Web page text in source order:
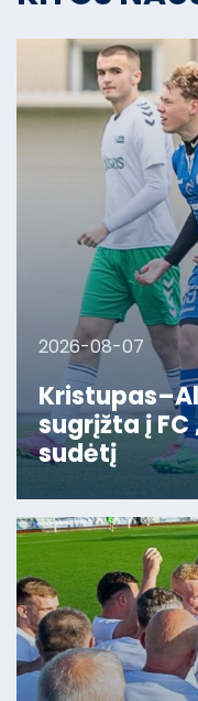
2026-08-07
sugrįžta į FC
sudėtį